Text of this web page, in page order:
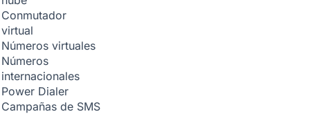
Conmutador
virtual
Números virtuales
Números
internacionales
Power Dialer
Campañas de SMS